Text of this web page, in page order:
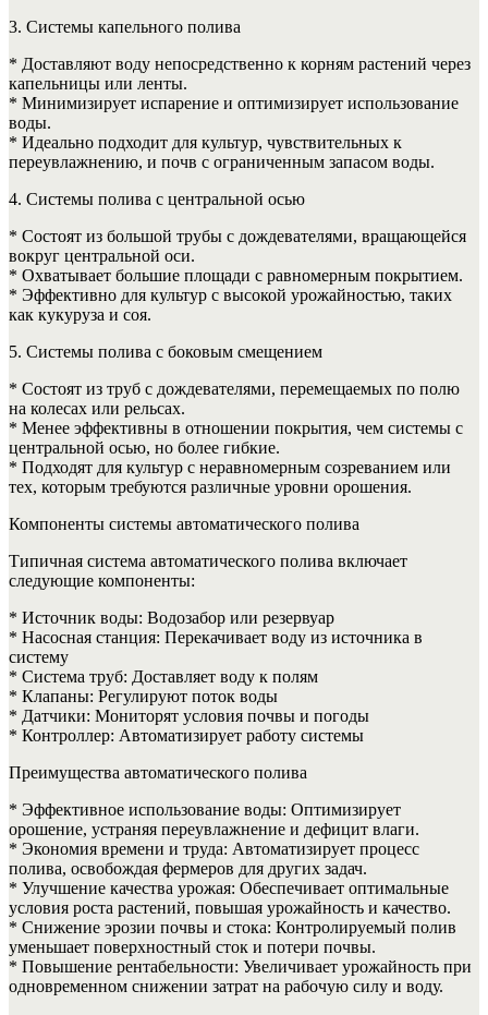
3. Системы капельного полива
* Доставляют воду непосредственно к корням растений через
капельницы или ленты.
* Минимизирует испарение и оптимизирует использование
воды.
* Идеально подходит для культур, чувствительных к
переувлажнению, и почв с ограниченным запасом воды.
4. Системы полива с центральной осью
* Состоят из большой трубы с дождевателями, вращающейся
вокруг центральной оси.
* Охватывает большие площади с равномерным покрытием.
* Эффективно для культур с высокой урожайностью, таких
как кукуруза и соя.
5. Системы полива с боковым смещением
* Состоят из труб с дождевателями, перемещаемых по полю
на колесах или рельсах.
* Менее эффективны в отношении покрытия, чем системы с
центральной осью, но более гибкие.
* Подходят для культур с неравномерным созреванием или
тех, которым требуются различные уровни орошения.
Компоненты системы автоматического полива
Типичная система автоматического полива включает
следующие компоненты:
* Источник воды: Водозабор или резервуар
* Насосная станция: Перекачивает воду из источника в
систему
* Система труб: Доставляет воду к полям
* Клапаны: Регулируют поток воды
* Датчики: Мониторят условия почвы и погоды
* Контроллер: Автоматизирует работу системы
Преимущества автоматического полива
* Эффективное использование воды: Оптимизирует
орошение, устраняя переувлажнение и дефицит влаги.
* Экономия времени и труда: Автоматизирует процесс
полива, освобождая фермеров для других задач.
* Улучшение качества урожая: Обеспечивает оптимальные
условия роста растений, повышая урожайность и качество.
* Снижение эрозии почвы и стока: Контролируемый полив
уменьшает поверхностный сток и потери почвы.
* Повышение рентабельности: Увеличивает урожайность при
одновременном снижении затрат на рабочую силу и воду.